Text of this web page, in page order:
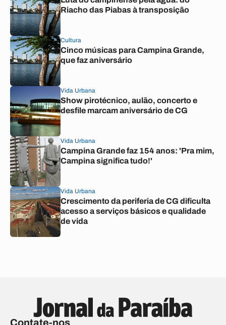
Riacho das Piabas à transposição
Cultura
Cinco músicas para Campina Grande,
que faz aniversário
Vida Urbana
Show pirotécnico, aulão, concerto e
desfile marcam aniversário de CG
Vida Urbana
Campina Grande faz 154 anos: 'Pra mim,
Campina significa tudo!'
Vida Urbana
Crescimento da periferia de CG dificulta
acesso a serviços básicos e qualidade
de vida
Contate-nos